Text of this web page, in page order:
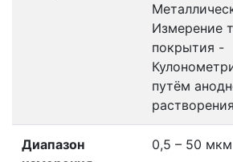
Измерение
покрытия -
путём
растворения
Диапазон
0,5 – 50 мкм